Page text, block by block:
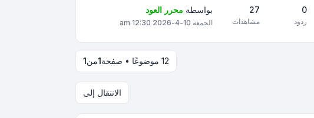
0
ردود
27
مشاهدات
بواسطة محرر العود
الجمعة 10-4-2026 12:30 am
12 موضوعًا • صفحة 1من1
الانتقال إلى